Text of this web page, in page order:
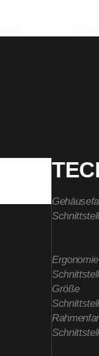
Ergonomie
Größe